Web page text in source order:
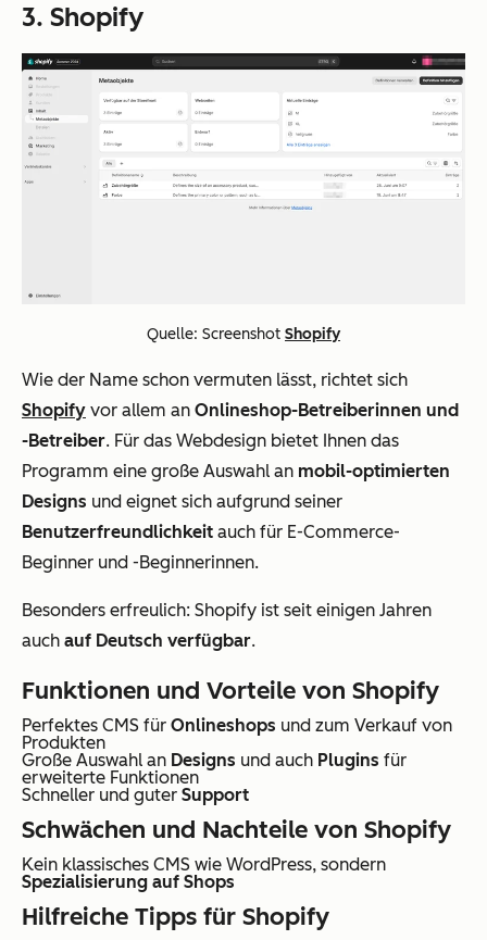
3. Shopify
Quelle: Screenshot Shopify
Wie der Name schon vermuten lässt, richtet sich
Shopify vor allem an Onlineshop-Betreiberinnen und
-Betreiber. Für das Webdesign bietet Ihnen das
Programm eine große Auswahl an mobil-optimierten
Designs und eignet sich aufgrund seiner
Benutzerfreundlichkeit auch für E-Commerce-
Beginner und -Beginnerinnen.
Besonders erfreulich: Shopify ist seit einigen Jahren
auch auf Deutsch verfügbar.
Funktionen und Vorteile von Shopify
Perfektes CMS für Onlineshops und zum Verkauf von
Produkten
Große Auswahl an Designs und auch Plugins für
erweiterte Funktionen
Schneller und guter Support
Schwächen und Nachteile von Shopify
Kein klassisches CMS wie WordPress, sondern
Spezialisierung auf Shops
Hilfreiche Tipps für Shopify